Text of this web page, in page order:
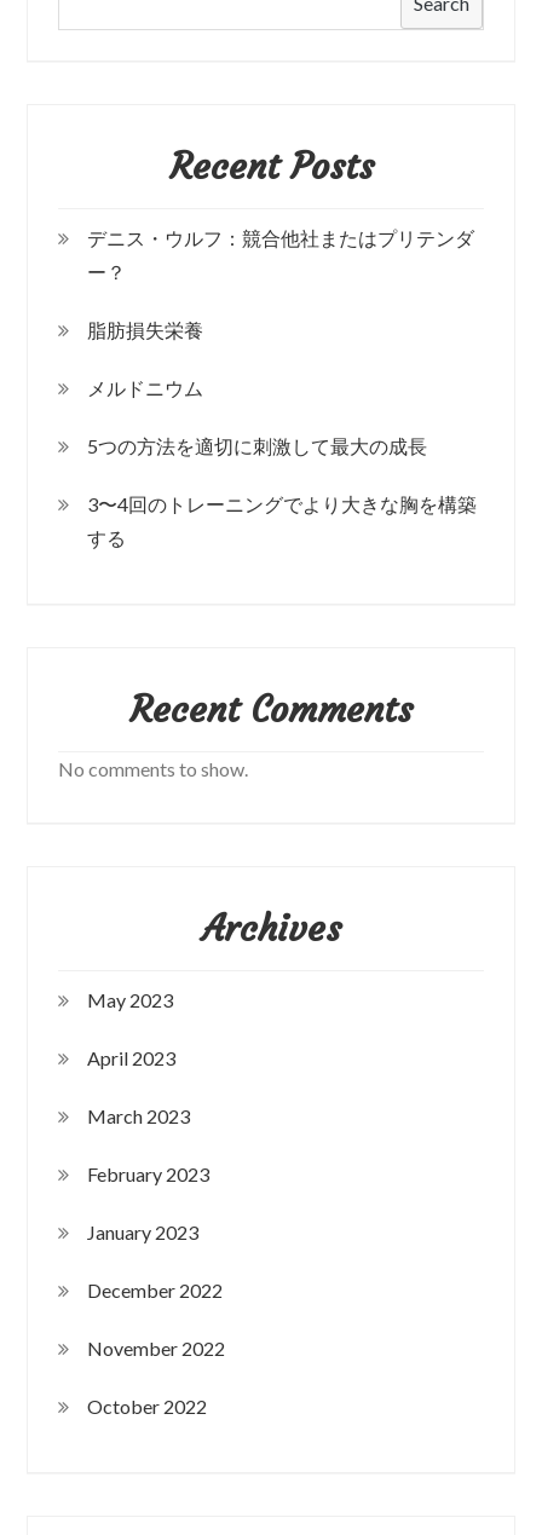
Recent Posts
デニス・ウルフ：競合他社またはプリテンダ
ー？
脂肪損失栄養
メルドニウム
5つの方法を適切に刺激して最大の成長
3〜4回のトレーニングでより大きな胸を構築
する
Recent Comments
No comments to show.
Archives
May 2023
April 2023
March 2023
February 2023
January 2023
December 2022
November 2022
October 2022